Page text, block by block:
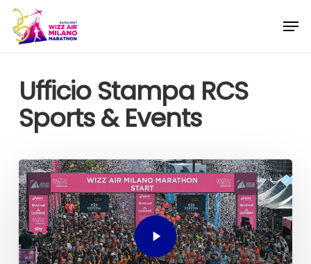
Skip
main
Ufficio Stampa RCS
Sports & Events